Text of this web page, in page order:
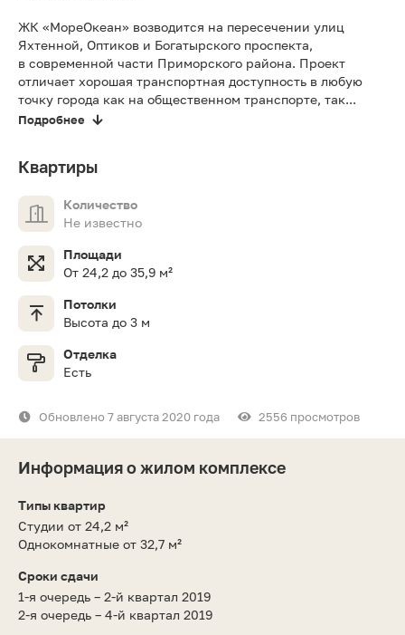
ЖК «МореОкеан» возводится на пересечении улиц
Яхтенной, Оптиков и Богатырского проспекта,
в современной части Приморского района. Проект
отличает хорошая транспортная доступность в любую
точку города как на общественном транспорте, так...
Подробнее
Квартиры
Количество
Не известно
Площади
От 24,2 до 35,9 м²
Потолки
Высота до 3 м
Отделка
Есть
Обновлено 7 августа 2020 года 2556 просмотров
Информация о жилом комплексе
Типы квартир
Студии от 24,2 м²
Однокомнатные от 32,7 м²
Сроки сдачи
1-я очередь – 2-й квартал 2019
2-я очередь – 4-й квартал 2019